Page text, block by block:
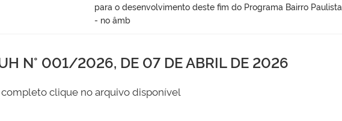
para o desenvolvimento deste fim do Programa Bairro Paulista
- no âmb
N° 001/2026, DE 07 DE ABRIL DE 2026
clique no arquivo disponível